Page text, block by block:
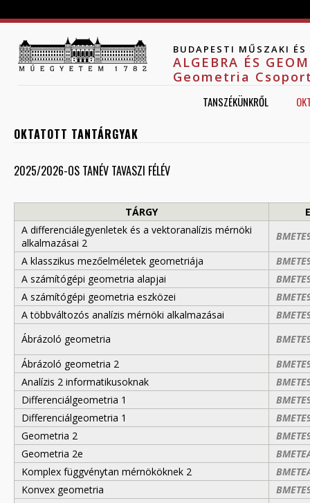
BUDAPESTI MŰSZAKI
ALGEBRA ÉS
Geometria
TANSZÉKÜNKRŐL
OKTATOTT TANTÁRGYAK
2025/2026-OS TANÉV TAVASZI FÉLÉV
TÁRGY
A differenciálegyenletek és a vektoranalízis mérnöki
alkalmazásai 2
A klasszikus mezőelméletek geometriája
A számítógépi geometria alapjai
A számítógépi geometria eszközei
A többváltozós analízis mérnöki alkalmazásai
Ábrázoló geometria
Ábrázoló geometria 2
Analízis 2 informatikusoknak
Differenciálgeometria 1
Differenciálgeometria 1
Geometria 2
Geometria 2e
Komplex függvénytan mérnököknek 2
Konvex geometria